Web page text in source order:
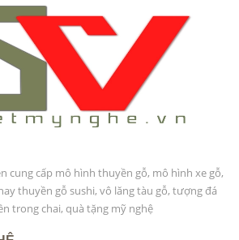
cung cấp mô hình thuyền gỗ, mô hình xe gỗ,
thuyền gỗ sushi, vô lăng tàu gỗ, tượng đá
trong chai, quà tặng mỹ nghệ